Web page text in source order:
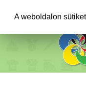
A weboldalon